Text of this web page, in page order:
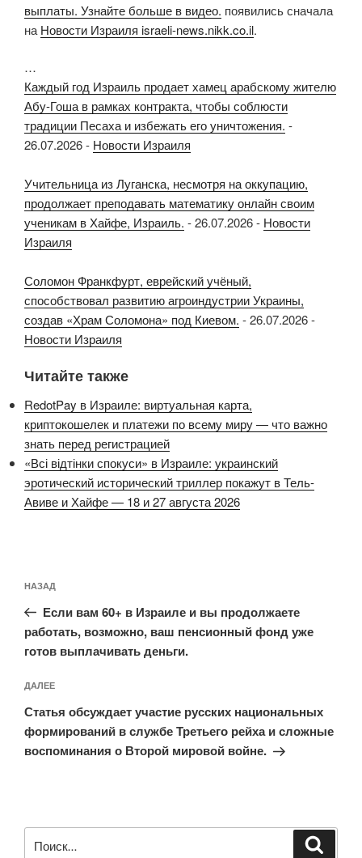
выплаты. Узнайте больше в видео. появились сначала
на Новости Израиля israeli-news.nikk.co.il.
…
Каждый год Израиль продает хамец арабскому жителю
Абу-Гоша в рамках контракта, чтобы соблюсти
традиции Песаха и избежать его уничтожения. -
26.07.2026- Новости Израиля
Учительница из Луганска, несмотря на оккупацию,
продолжает преподавать математику онлайн своим
ученикам в Хайфе, Израиль. -26.07.2026- Новости
Израиля
Соломон Франкфурт, еврейский учёный,
способствовал развитию агроиндустрии Украины,
создав «Храм Соломона» под Киевом. -26.07.2026-
Новости Израиля
Читайте также
RedotPay в Израиле: виртуальная карта,
криптокошелек и платежи по всему миру — что важно
знать перед регистрацией
«Всі відтінки спокуси» в Израиле: украинский
эротический исторический триллер покажут в Тель-
Авиве и Хайфе — 18 и 27 августа 2026
по
записям
Предыдущая
запись:
НАЗАД
Если вам 60+ в Израиле и вы продолжаете
работать, возможно, ваш пенсионный фонд уже
готов выплачивать деньги.
Следующая
запись
ДАЛЕЕ
Статья обсуждает участие русских национальных
формирований в службе Третьего рейха и сложные
воспоминания о Второй мировой войне.